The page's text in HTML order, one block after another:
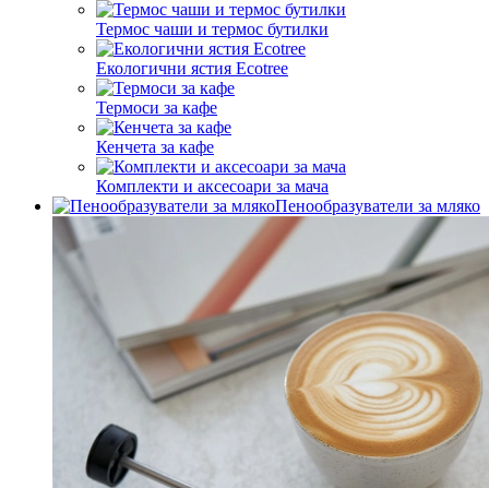
Термос чаши и термос бутилки
Екологични ястия Ecotree
Термоси за кафе
Кенчета за кафе
Комплекти и аксесоари за мача
Пенообразуватели за мляко